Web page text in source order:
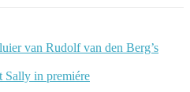
van Rudolf van den Berg’s
Sally in premiére